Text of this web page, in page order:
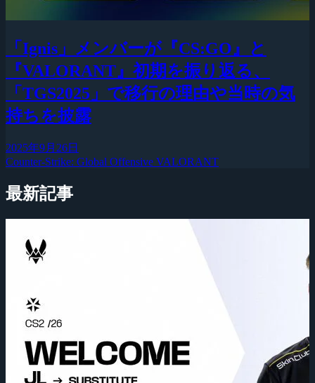
「Ignis」メンバーが『CS:GO』と
『VALORANT』初期を振り返る、
「TGS2025」で移行の理由や当時の気
持ちを披露
2025年9月26日
Counter-Strike: Global Offensive VALORANT
最新記事